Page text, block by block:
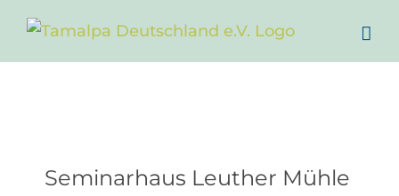
Inhalt
springen
Seminarhaus Leuther Mühle